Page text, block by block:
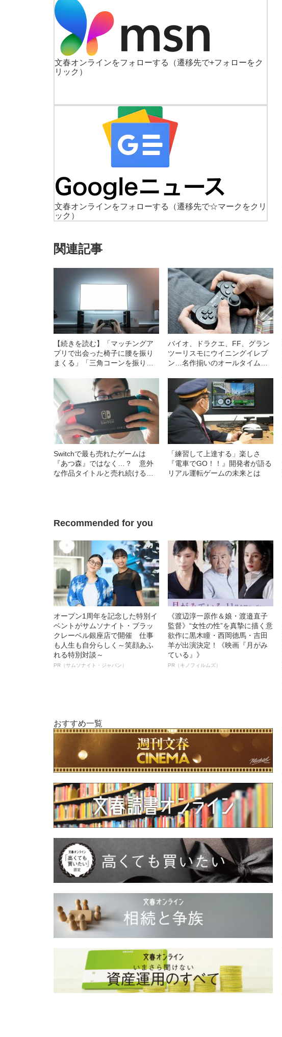
文春オンラインをフォローする
（遷移先で+フォローをク
リック）
文春オンラインをフォローする
（遷移先で☆マークをクリ
ック）
関連記事
【続きを読む】「マッチングア
プリで出会った椅子に腰を振り
まくる」「三角コーンを振り回
跡のゲーム
バイオ、ドラクエ、FF、グラン
ツーリスモにウイニングイレブ
ン…名作揃いのオールタイム
ゲーム」1位の行方は!?
Switchで最も売れたゲームは
『あつ森』ではなく…？ 意外
な作品タイトルと売れ続ける理
「練習して上達する」楽しさ
『電車でGO！！』開発者が語る
リアル運転ゲームの未来とは
Recommended for you
オープン1周年を記念した特別イ
ベントがサムソナイト・ブラッ
クレーベル銀座店で開催 仕事
も人生も自分らしく～笑顔あふ
れる特別対談～
PR（サムソナイト・ジャパン）
《渡辺淳一原作＆娘・渡邉直子
監督》“女性の性”を真摯に描く意
欲作に黒木瞳・西岡德馬・吉田
羊が出演決定！《映画『月がみ
ている』》
PR（キノフィルムズ）
おすすめ一覧